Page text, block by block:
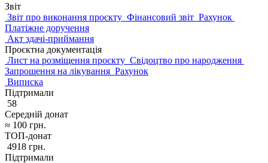
Звіт
Звіт про виконання проєкту Фінансовий звіт Рахунок
Платіжне доручення
Акт здачі-приймання
Проєктна документація
Лист на розміщення проєкту Cвідоцтво про народження
Запрошення на лікування Рахунок
Виписка
Підтримали
58
Середній донат
≈ 100 грн.
ТОП-донат
4918 грн.
Підтримали